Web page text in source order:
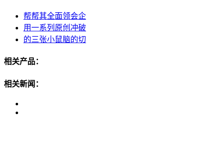
帮帮其全面领会企
用一系列原创冲破
的三张小鼠脑的切
相关产品：
相关新闻：